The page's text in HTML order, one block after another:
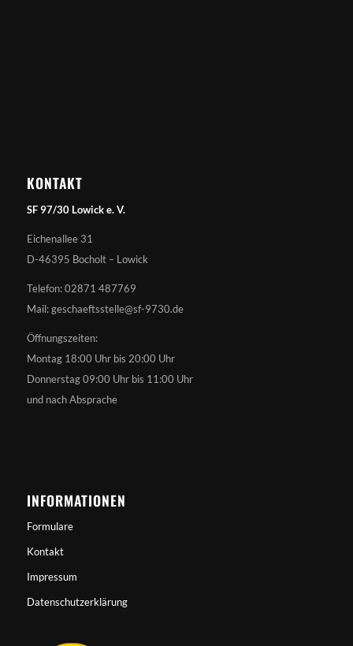
KONTAKT
SF 97/30 Lowick e. V.
Eichenallee 31
D-46395 Bocholt – Lowick
Telefon: 02871 487769
Mail: geschaeftsstelle@sf-9730.de
Öffnungszeiten:
Montag 18:00 Uhr bis 20:00 Uhr
Donnerstag 09:00 Uhr bis 11:00 Uhr
und nach Absprache
INFORMATIONEN
Formulare
Kontakt
Impressum
Datenschutzerklärung